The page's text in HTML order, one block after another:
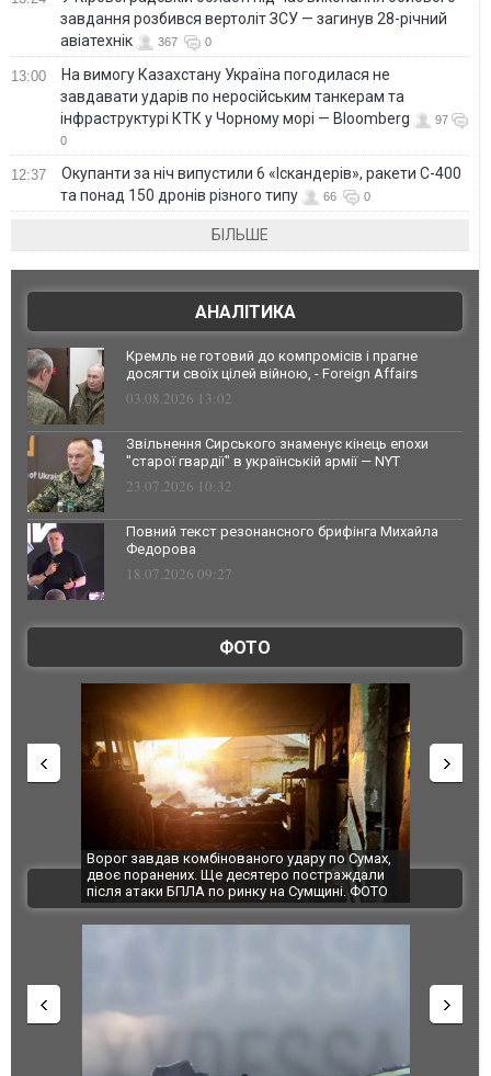
завдання розбився вертоліт ЗСУ — загинув 28-річний
авіатехнік
367 0
13:00
На вимогу Казахстану Україна погодилася не
завдавати ударів по неросійським танкерам та
інфраструктурі КТК у Чорному морі — Bloomberg
97
0
12:37
Окупанти за ніч випустили 6 «Іскандерів», ракети С-400
та понад 150 дронів різного типу
66 0
БІЛЬШЕ
АНАЛІТИКА
Кремль не готовий до компромісів і прагне
досягти своїх цілей війною, - Foreign Affairs
03.08.2026 13:02
Звільнення Сирського знаменує кінець епохи
"старої гвардії" в українській армії — NYT
23.07.2026 10:32
Повний текст резонансного брифінга Михайла
Федорова
18.07.2026 09:27
ФОТО
За 2000 кілометрів від кордону з Україною: в
Єкатеринбурзі після атаки дронів загорівся
склад Wildberries. ФОТО. ВІДЕО
"Мої
ВІДЕО